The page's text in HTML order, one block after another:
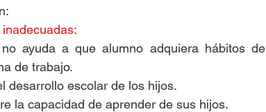
ayuda a que alumno adquiera hábitos de
de trabajo.
desarrollo escolar de los hijos.
la capacidad de aprender de sus hijos.